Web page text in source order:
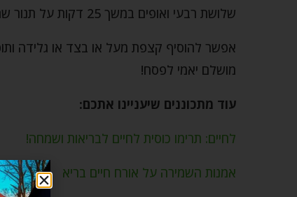
שלושת רבעי ואופים במשך 25 דקות על תנור שחום ל-180 מעלות.
אפשר להוסיף קצפת מעל או בצד או גלידה
מושלם יאמי לפסח!
עוד מתכוננים שיעניינו אתכם:
לחיים: תרימו כוסית לחיים לבריאות ושמחה!
אמנות השמירה על אורח חיים בריא